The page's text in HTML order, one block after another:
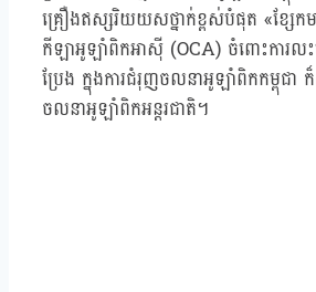
គ្រឿងឥស្សរិយយសថ្នាក់ខ្ពស់បំផុត «ខ្សែក
កីឡាអូឡាំពិកអាស៊ី (OCA) ចំពោះការល
ប្រែង ក្នុងការជំរុញចលនាអូឡាំពិកកម្ពុជា
ចលនាអូឡាំពិកអន្ដរជាតិ។